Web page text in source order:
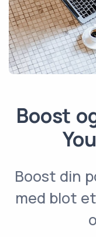
Boost
Boost din
med blot